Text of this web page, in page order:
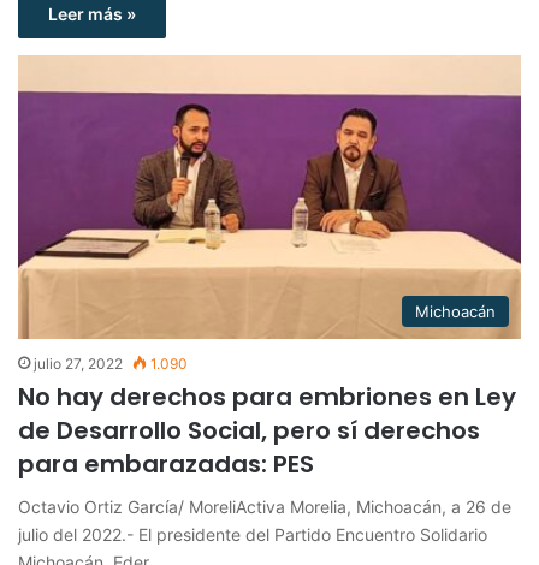
Leer más »
Michoacán
julio 27, 2022 1.090
No hay derechos para embriones en Ley
de Desarrollo Social, pero sí derechos
para embarazadas: PES
Octavio Ortiz García/ MoreliActiva Morelia, Michoacán, a 26 de
julio del 2022.- El presidente del Partido Encuentro Solidario